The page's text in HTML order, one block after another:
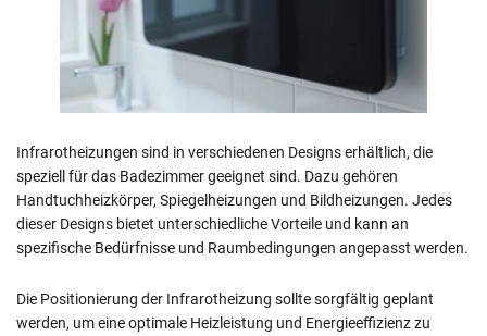
Infrarotheizungen sind in verschiedenen Designs erhältlich, die
speziell für das Badezimmer geeignet sind. Dazu gehören
Handtuchheizkörper, Spiegelheizungen und Bildheizungen. Jedes
dieser Designs bietet unterschiedliche Vorteile und kann an
spezifische Bedürfnisse und Raumbedingungen angepasst werden.
Die Positionierung der Infrarotheizung sollte sorgfältig geplant
werden, um eine optimale Heizleistung und Energieeffizienz zu